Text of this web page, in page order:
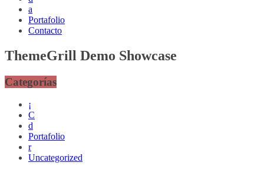
a
Portafolio
Contacto
ThemeGrill Demo Showcase
Categorías
¡
C
d
Portafolio
r
Uncategorized